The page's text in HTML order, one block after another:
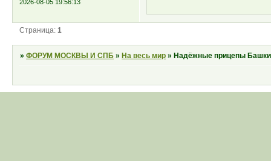
2026-08-05 19:56:13
Страница:1
»ФОРУМ МОСКВЫ И СПБ » На весь мир » Надёжные прицепы